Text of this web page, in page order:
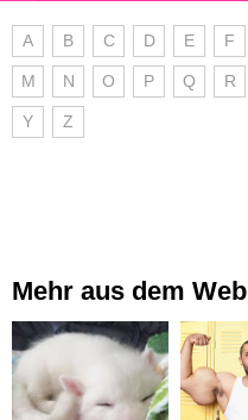
A B C D E F
M N O P Q R
Y Z
Mehr aus dem Web